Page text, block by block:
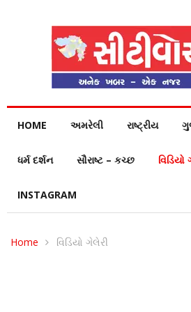
HOME અમરેલી રાષ્ટ્રીય
ધર્મ દર્શન સૌરાષ્ટ – કચ્છ વિડિયો
INSTAGRAM
Home વિડિયો ગેલેરી